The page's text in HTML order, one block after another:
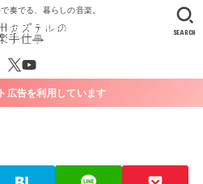
奏でる、暮らしの音楽。
SEARCH
広告を利用しています